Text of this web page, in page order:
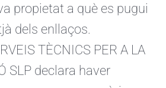
propietat a què es pugui
dels enllaços.
TÈCNICS PER A LA
SLP declara haver